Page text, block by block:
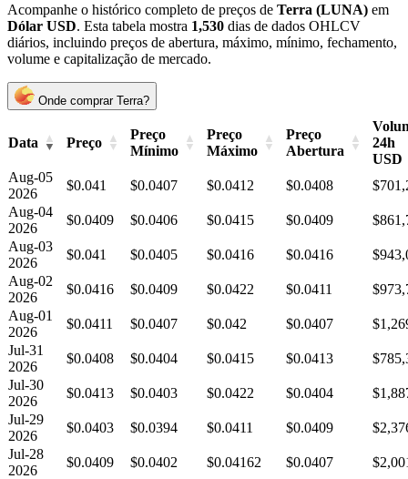
Acompanhe o histórico completo de preços de Terra (LUNA) em
Dólar USD. Esta tabela mostra 1,530 dias de dados OHLCV
diários, incluindo preços de abertura, máximo, mínimo, fechamento,
volume e capitalização de mercado.
Onde comprar Terra?
Data Preço
Preço
Mínimo
Preço
Máximo
Preço
Abertura
24h
USD
Aug-05
2026
$0.041 $0.0407 $0.0412 $0.0408
Aug-04
2026
$0.0409 $0.0406 $0.0415 $0.0409
Aug-03
2026
$0.041 $0.0405 $0.0416 $0.0416
Aug-02
2026
$0.0416 $0.0409 $0.0422 $0.0411
Aug-01
2026
$0.0411 $0.0407 $0.042 $0.0407
Jul-31
2026
$0.0408 $0.0404 $0.0415 $0.0413
Jul-30
2026
$0.0413 $0.0403 $0.0422 $0.0404
Jul-29
2026
$0.0403 $0.0394 $0.0411 $0.0409
Jul-28
2026
$0.0409 $0.0402 $0.04162 $0.0407